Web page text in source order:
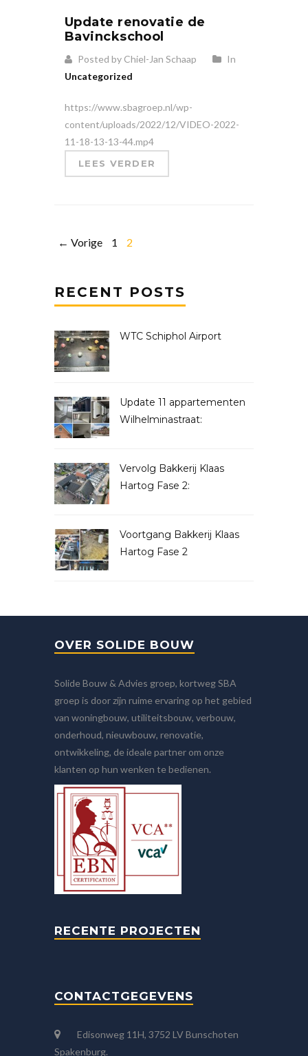
Update renovatie de
Bavinckschool
Posted by Chiel-Jan Schaap
In
Uncategorized
https://www.sbagroep.nl/wp-
content/uploads/2022/12/VIDEO-2022-
11-18-13-13-44.mp4
LEES VERDER
← Vorige 1 2
RECENT POSTS
WTC Schiphol Airport
Update 11 appartementen
Wilhelminastraat:
Vervolg Bakkerij Klaas
Hartog Fase 2:
Voortgang Bakkerij Klaas
Hartog Fase 2
OVER SOLIDE BOUW
Solide Bouw & Advies groep, kortweg SBA
groep is door zijn ruime ervaring op het gebied
van woningbouw, utiliteitsbouw, verbouw,
onderhoud, nieuwbouw, renovatie,
ontwikkeling, de ideale partner om onze
klanten op hun wenken te bedienen.
RECENTE PROJECTEN
CONTACTGEGEVENS
Edisonweg 11H, 3752 LV Bunschoten
Spakenburg.